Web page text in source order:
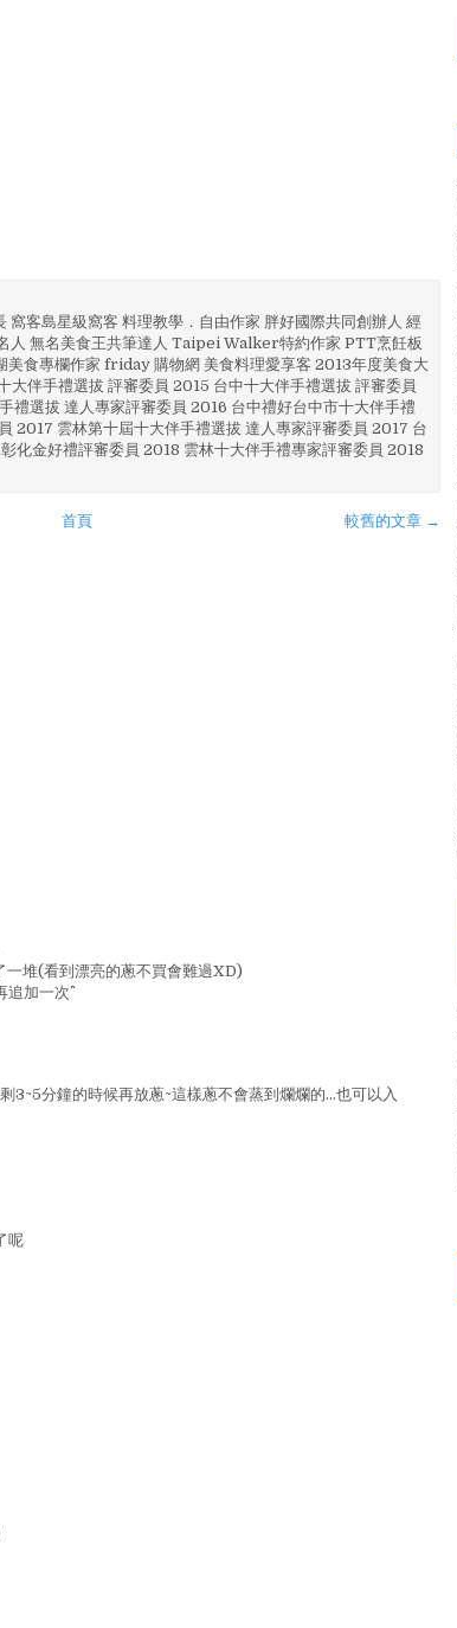
窩客島星級窩客 料理教學．自由作家 胖好國際共同創辦人 經
人 無名美食王共筆達人 Taipei Walker特約作家 PTT烹飪板
美食專欄作家 friday 購物網 美食料理愛享客 2013年度美食大
伴手禮選拔 評審委員 2015 台中十大伴手禮選拔 評審委員
禮選拔 達人專家評審委員 2016 台中禮好台中市十大伴手禮
2017 雲林第十屆十大伴手禮選拔 達人專家評審委員 2017 台
化金好禮評審委員 2018 雲林十大伴手禮專家評審委員 2018
較舊的文章 →
首頁
一堆(看到漂亮的蔥不買會難過XD)
加一次^^
3~5分鐘的時候再放蔥~這樣蔥不會蒸到爛爛的...也可以入
呢